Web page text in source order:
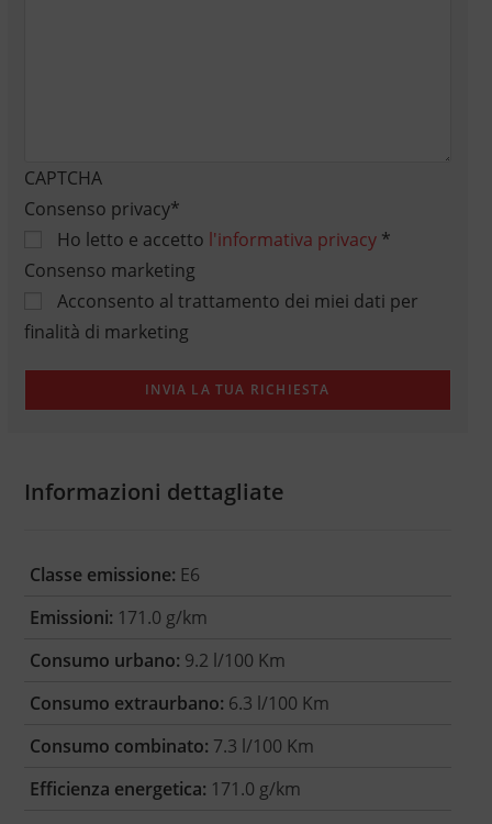
CAPTCHA
Consenso privacy*
Ho letto e accetto l'informativa privacy*
Consenso marketing
Acconsento al trattamento dei miei dati per
finalità di marketing
Informazioni dettagliate
Classe emissione: E6
Emissioni: 171.0 g/km
Consumo urbano: 9.2 l/100 Km
Consumo extraurbano: 6.3 l/100 Km
Consumo combinato: 7.3 l/100 Km
Efficienza energetica: 171.0 g/km